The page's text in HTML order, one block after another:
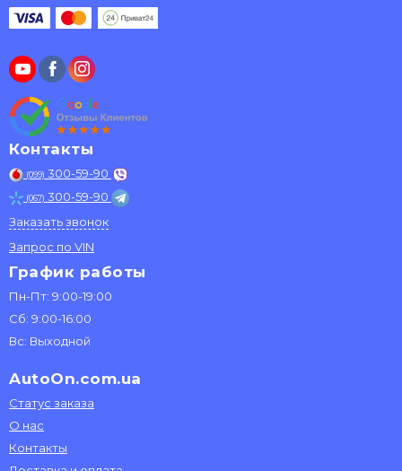
Контакты
(099) 300-59-90
(067) 300-59-90
Заказать звонок
Запрос по VIN
График работы
Пн-Пт: 9:00-19:00
Сб: 9:00-16:00
Вс: Выходной
AutoOn.com.ua
Статус заказа
О нас
Контакты